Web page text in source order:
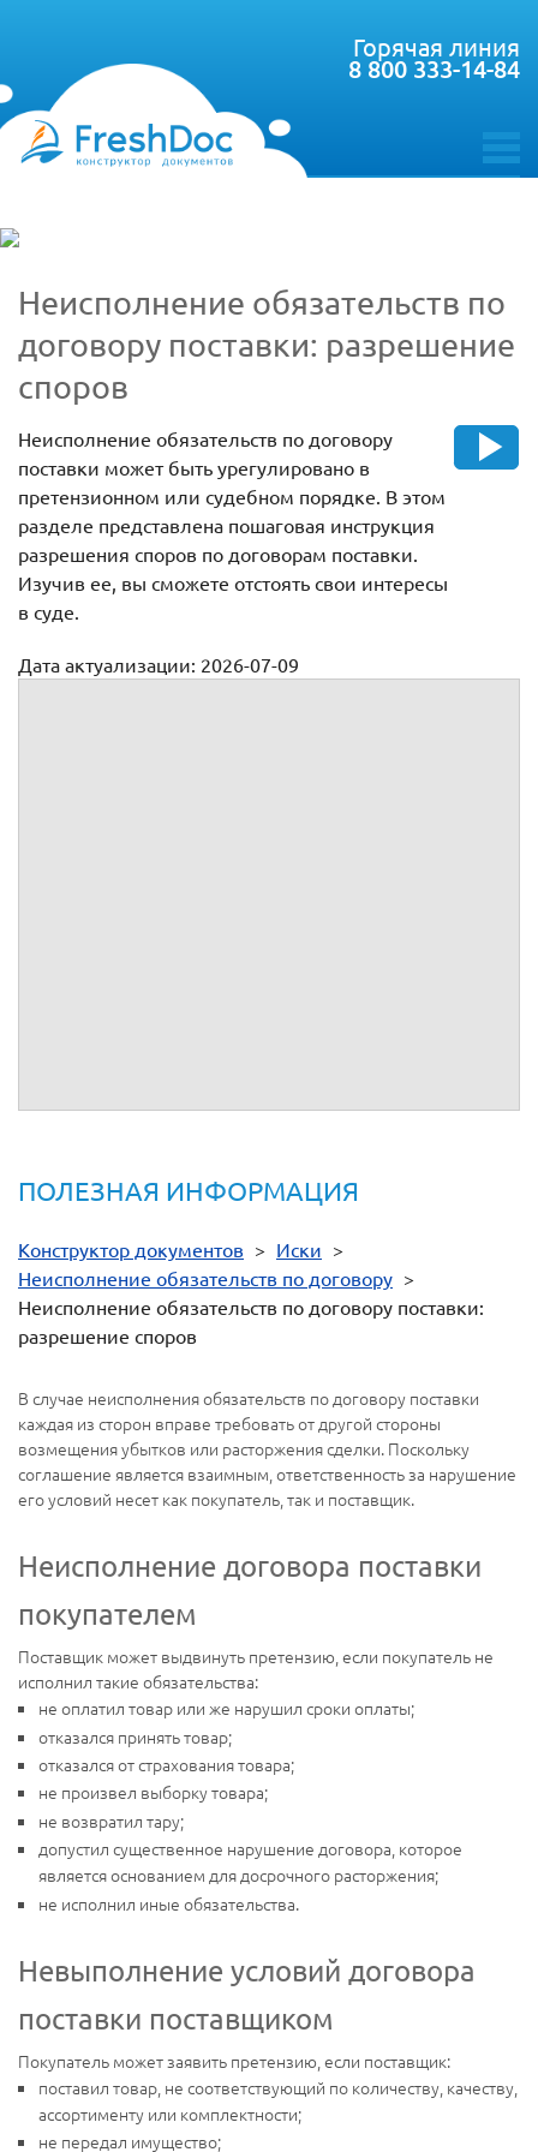
toggle
Горячая линия
8 800 333-14-84
Неисполнение обязательств по
договору поставки: разрешение
споров
Неисполнение обязательств по договору
поставки может быть урегулировано в
претензионном или судебном порядке. В этом
разделе представлена пошаговая инструкция
разрешения споров по договорам поставки.
Изучив ее, вы сможете отстоять свои интересы
в суде.
Дата актуализации: 2026-07-09
ПОЛЕЗНАЯ ИНФОРМАЦИЯ
Конструктор документов > Иски >
Неисполнение обязательств по договору >
Неисполнение обязательств по договору поставки:
разрешение споров
В случае неисполнения обязательств по договору поставки
каждая из сторон вправе требовать от другой стороны
возмещения убытков или расторжения сделки. Поскольку
соглашение является взаимным, ответственность за нарушение
его условий несет как покупатель, так и поставщик.
Неисполнение договора поставки
покупателем
Поставщик может выдвинуть претензию, если покупатель не
исполнил такие обязательства:
не оплатил товар или же нарушил сроки оплаты;
отказался принять товар;
отказался от страхования товара;
не произвел выборку товара;
не возвратил тару;
допустил существенное нарушение договора, которое
является основанием для досрочного расторжения;
не исполнил иные обязательства.
Невыполнение условий договора
поставки поставщиком
Покупатель может заявить претензию, если поставщик:
поставил товар, не соответствующий по количеству, качеству,
ассортименту или комплектности;
не передал имущество;